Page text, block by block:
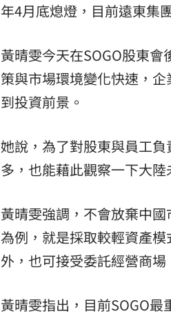
年4月底熄燈，目前遠東集
黃晴雯今天在SOGO股東
策與市場環境變化快速，
到投資前景。
她說，為了對股東與員工
多，也能藉此觀察一下大陸
黃晴雯強調，不會放棄中
為例，就是採取較輕資產
外，也可接受委託經營商
黃晴雯指出，目前SOGO